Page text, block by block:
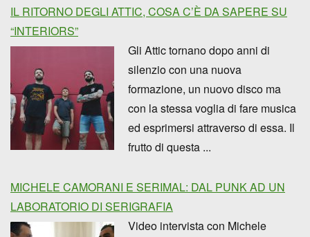
IL RITORNO DEGLI ATTIC, COSA C’È DA SAPERE SU
“INTERIORS”
Gli Attic tornano dopo anni di
silenzio con una nuova
formazione, un nuovo disco ma
con la stessa voglia di fare musica
ed esprimersi attraverso di essa. Il
frutto di questa ...
MICHELE CAMORANI E SERIMAL: DAL PUNK AD UN
LABORATORIO DI SERIGRAFIA
Video intervista con Michele